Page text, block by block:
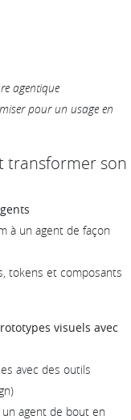
agentique
pour un usage en
transformer son
à un agent de façon
tokens et composants
visuels avec
avec des outils
agent de bout en